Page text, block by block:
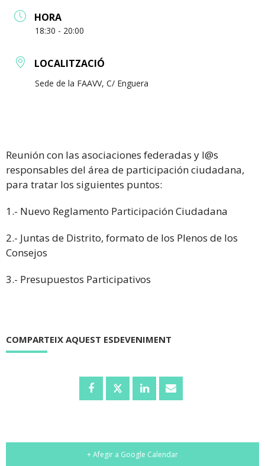
HORA
18:30 - 20:00
LOCALITZACIÓ
Sede de la FAAVV, C/ Enguera
Reunión con las asociaciones federadas y l@s
responsables del área de participación ciudadana,
para tratar los siguientes puntos:
1.- Nuevo Reglamento Participación Ciudadana
2.- Juntas de Distrito, formato de los Plenos de los
Consejos
3.- Presupuestos Participativos
COMPARTEIX AQUEST ESDEVENIMENT
+ Afegir a Google Calendar